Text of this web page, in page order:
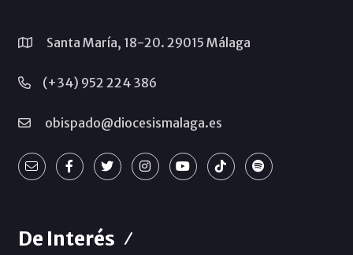
Santa María, 18-20. 29015 Málaga
(+34) 952 224 386
obispado@diocesismalaga.es
De Interés